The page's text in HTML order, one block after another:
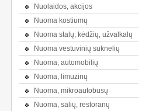
Nuolaidos, akcijos
Nuoma kostiumų
Nuoma stalų, kėdžių, užvalkalų
Nuoma vestuvinių suknelių
Nuoma, automobilių
Nuoma, limuzinų
Nuoma, mikroautobusų
Nuoma, salių, restoranų